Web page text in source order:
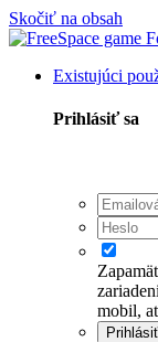
Skočiť na obsah
Existujúci
Prihlásiť sa
mobil,